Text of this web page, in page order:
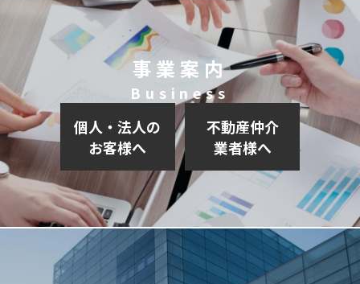
事業案内
Business
個人・法人の
お客様へ
不動産仲介
業者様へ